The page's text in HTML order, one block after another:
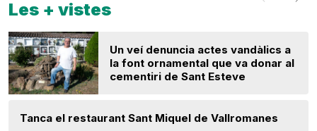
Les + vistes
Un veí denuncia actes vandàlics a
la font ornamental que va donar al
cementiri de Sant Esteve
Tanca el restaurant Sant Miquel de Vallromanes